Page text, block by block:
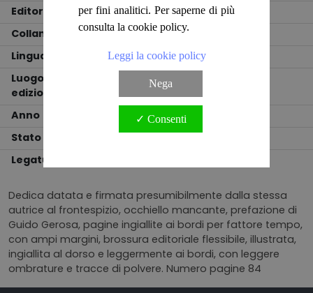
Editore
FIRENZE LIBRI
Collana
!
Lingua
ITALIANO
Luogo
edizione
Anno
Stato
BUONO
Legatura
Dedica datata e firmata presumibilmente dalla stessa
autrice al frontespizio, occhiello mancante, prefazione di
Guido Gerosa, pagine ingiallite ai bordi per fattore tempo,
con ampi margini, brossura editoriale flessibile, illustrata,
ingiallita al dorso e leggermente ai bordi, con leggere
ombrature e tracce di polvere. Numero pagine 84
per fini analitici. Per saperne di più
consulta la cookie policy.
Leggi la cookie policy
Nega
✓ Consenti